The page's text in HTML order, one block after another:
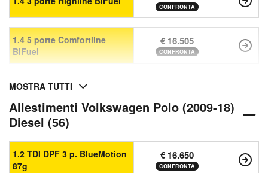
CONFRONTA
1.4 5 porte Comfortline
BiFuel
€ 16.505
CONFRONTA
MOSTRA TUTTI
Allestimenti Volkswagen Polo (2009-18)
Diesel (56)
1.2 TDI DPF 3 p. BlueMotion
87g
€ 16.650
CONFRONTA